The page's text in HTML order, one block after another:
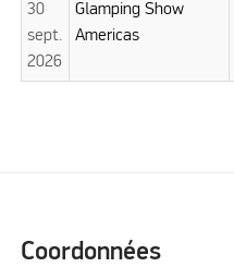
30
sept.
2026
Glamping Show
Americas
Coordonnées